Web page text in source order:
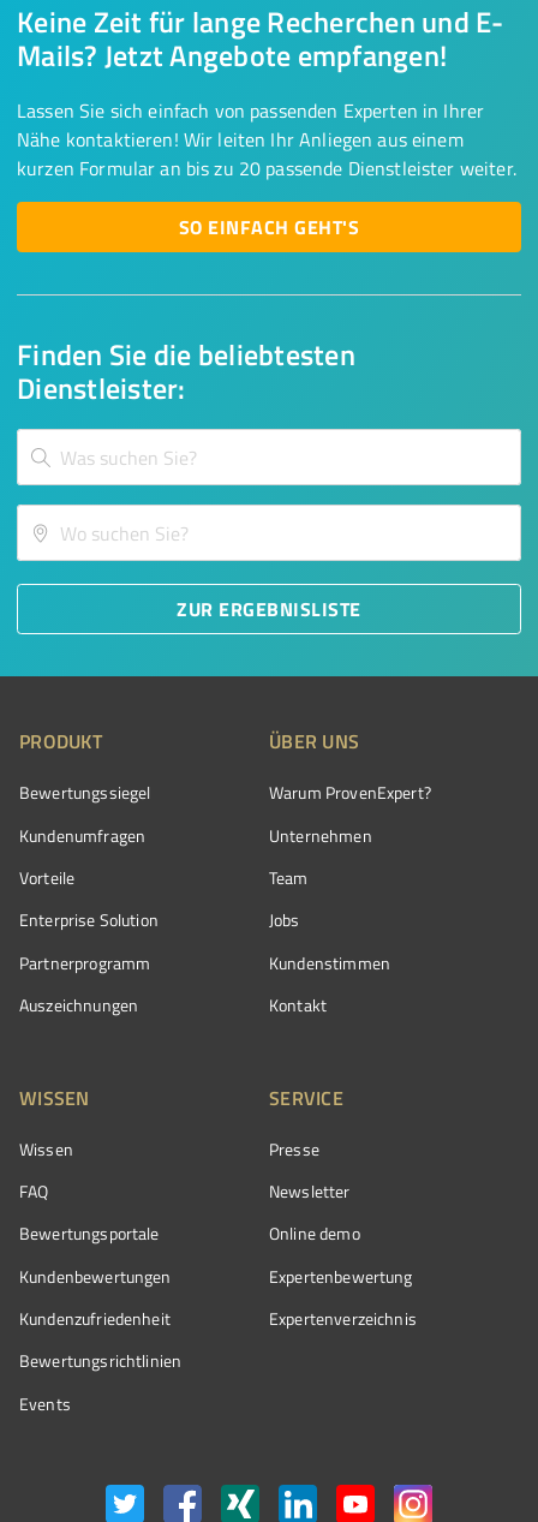
Finden Sie die beliebtesten
Dienstleister:
ZUR ERGEBNISLISTE
Keine Zeit für lange Recherchen und E-
Mails? Jetzt Angebote empfangen!
Lassen Sie sich einfach von passenden Experten in Ihrer
Nähe kontaktieren! Wir leiten Ihr Anliegen aus einem
kurzen Formular an bis zu 20 passende Dienstleister weiter.
SO EINFACH GEHT'S
PRODUKT
Bewertungssiegel
Kundenumfragen
Vorteile
Enterprise Solution
Partnerprogramm
Auszeichnungen
ÜBER UNS
Warum ProvenExpert?
Unternehmen
Team
Jobs
Kundenstimmen
Kontakt
WISSEN
Wissen
FAQ
Bewertungsportale
Kundenbewertungen
Kundenzufriedenheit
Bewertungs­richtlinien
Events
SERVICE
Presse
Newsletter
Online demo
Expertenbewertung
Expertenverzeichnis